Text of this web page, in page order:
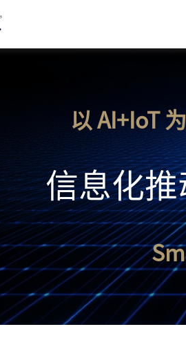
以 AI+IoT
信息化